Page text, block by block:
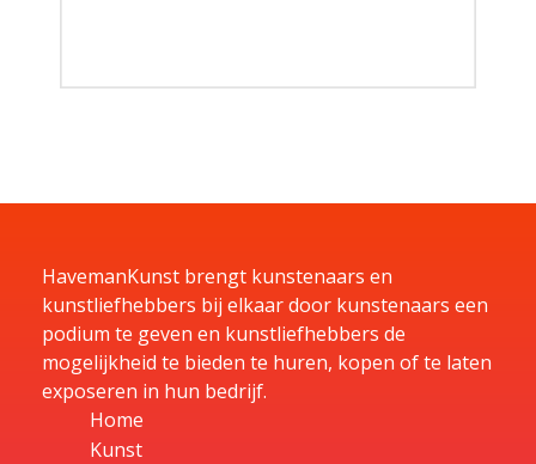
HavemanKunst brengt kunstenaars en
kunstliefhebbers bij elkaar door kunstenaars een
podium te geven en kunstliefhebbers de
mogelijkheid te bieden te huren, kopen of te laten
exposeren in hun bedrijf.
Home
Kunst